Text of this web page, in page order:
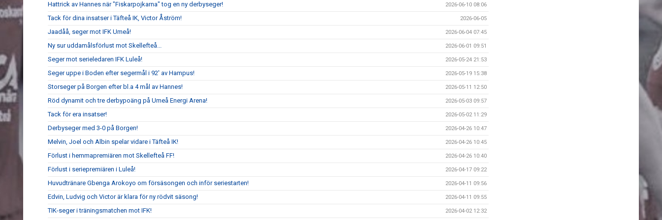
Hattrick av Hannes när "Fiskarpojkarna" tog en ny derbyseger! 2026-06-10 08:06
Tack för dina insatser i Täfteå IK, Victor Åström! 2026-06-05
Jaadåå, seger mot IFK Umeå! 2026-06-04 07:45
Ny sur uddamålsförlust mot Skellefteå... 2026-06-01 09:51
Seger mot serieledaren IFK Luleå! 2026-05-24 21:53
Seger uppe i Boden efter segermål i 92' av Hampus! 2026-05-19 15:38
Storseger på Borgen efter bl.a 4 mål av Hannes! 2026-05-11 12:50
Röd dynamit och tre derbypoäng på Umeå Energi Arena! 2026-05-03 09:57
Tack för era insatser! 2026-05-02 11:29
Derbyseger med 3-0 på Borgen! 2026-04-26 10:47
Melvin, Joel och Albin spelar vidare i Täfteå IK! 2026-04-26 10:45
Förlust i hemmapremiären mot Skellefteå FF! 2026-04-26 10:40
Förlust i seriepremiären i Luleå! 2026-04-17 09:22
Huvudtränare Gbenga Arokoyo om försäsongen och inför seriestarten! 2026-04-11 09:56
Edvin, Ludvig och Victor är klara för ny rödvit säsong! 2026-04-11 09:55
TIK-seger i träningsmatchen mot IFK! 2026-04-02 12:32